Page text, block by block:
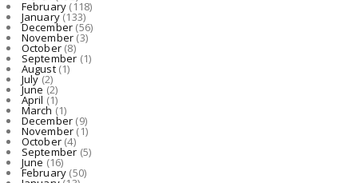
February (118)
January(133)
December (56)
November (3)
October (8)
September (1)
August(1)
July(2)
June(2)
April (1)
March (1)
December (9)
November (1)
October (4)
September (5)
June (16)
February (50)